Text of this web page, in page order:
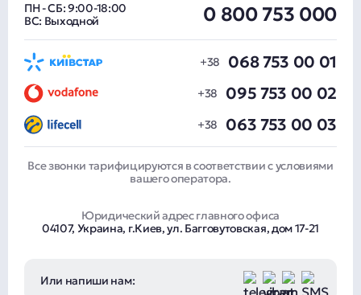
ПН - СБ: 9:00-18:00
ВС: Выходной
0 800 753 000
068 753 00 01
095 753 00 02
063 753 00 03
Все звонки тарифицируются в соответствии с условиями
вашего оператора.
Юридический адрес главного офиса
04107, Украина, г.Киев, ул. Багговутовская, дом 17-21
Или напиши нам: